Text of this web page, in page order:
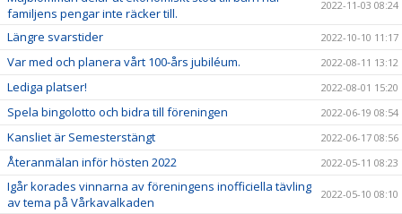
familjens pengar inte räcker till.
2022-11-03 08:24
Längre svarstider 2022-10-10 11:17
Var med och planera vårt 100-års jubiléum. 2022-08-11 13:12
Lediga platser! 2022-08-01 15:20
Spela bingolotto och bidra till föreningen 2022-06-19 08:54
Kansliet är Semesterstängt 2022-06-17 08:56
Återanmälan inför hösten 2022 2022-05-11 08:23
Igår korades vinnarna av föreningens inofficiella tävling
av tema på Vårkavalkaden
2022-05-10 08:10